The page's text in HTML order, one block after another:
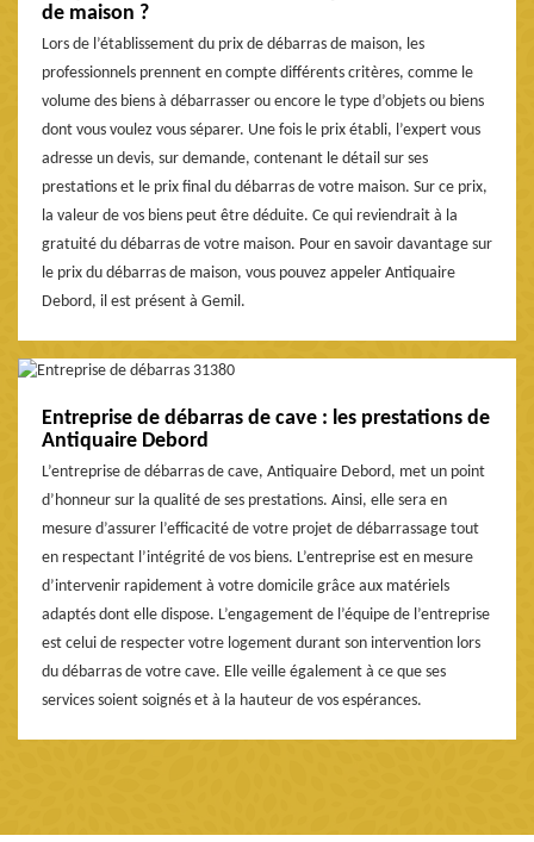
de maison ?
Lors de l’établissement du prix de débarras de maison, les
professionnels prennent en compte différents critères, comme le
volume des biens à débarrasser ou encore le type d’objets ou biens
dont vous voulez vous séparer. Une fois le prix établi, l’expert vous
adresse un devis, sur demande, contenant le détail sur ses
prestations et le prix final du débarras de votre maison. Sur ce prix,
la valeur de vos biens peut être déduite. Ce qui reviendrait à la
gratuité du débarras de votre maison. Pour en savoir davantage sur
le prix du débarras de maison, vous pouvez appeler Antiquaire
Debord, il est présent à Gemil.
Entreprise de débarras de cave : les prestations de
Antiquaire Debord
L’entreprise de débarras de cave, Antiquaire Debord, met un point
d’honneur sur la qualité de ses prestations. Ainsi, elle sera en
mesure d’assurer l’efficacité de votre projet de débarrassage tout
en respectant l’intégrité de vos biens. L’entreprise est en mesure
d’intervenir rapidement à votre domicile grâce aux matériels
adaptés dont elle dispose. L’engagement de l’équipe de l’entreprise
est celui de respecter votre logement durant son intervention lors
du débarras de votre cave. Elle veille également à ce que ses
services soient soignés et à la hauteur de vos espérances.